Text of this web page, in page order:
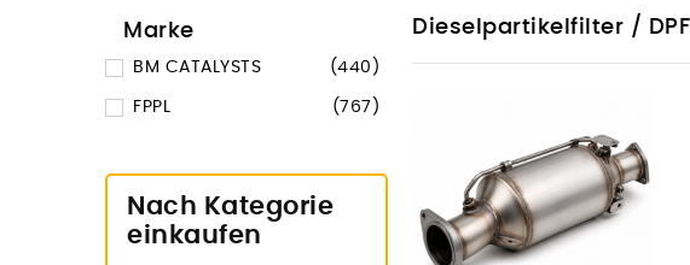
Marke
BM CATALYSTS (440)
FPPL (767)
Nach Kategorie
einkaufen
Dieselpartikelfilter / DPF